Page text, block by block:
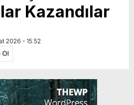
Kazandılar
2026 - 15:52